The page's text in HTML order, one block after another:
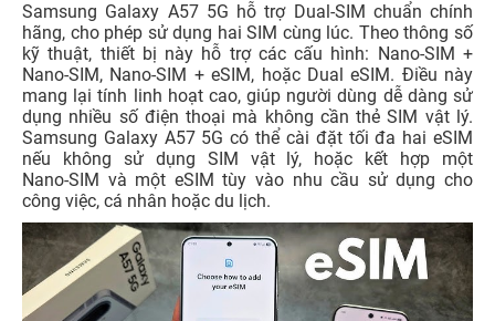
Samsung Galaxy A57 5G hỗ trợ Dual‑SIM chuẩn chính
hãng, cho phép sử dụng hai SIM cùng lúc. Theo thông số
kỹ thuật, thiết bị này hỗ trợ các cấu hình: Nano‑SIM +
Nano‑SIM, Nano‑SIM + eSIM, hoặc Dual eSIM. Điều này
mang lại tính linh hoạt cao, giúp người dùng dễ dàng sử
dụng nhiều số điện thoại mà không cần thẻ SIM vật lý.
Samsung Galaxy A57 5G có thể cài đặt tối đa hai eSIM
nếu không sử dụng SIM vật lý, hoặc kết hợp một
Nano‑SIM và một eSIM tùy vào nhu cầu sử dụng cho
công việc, cá nhân hoặc du lịch.